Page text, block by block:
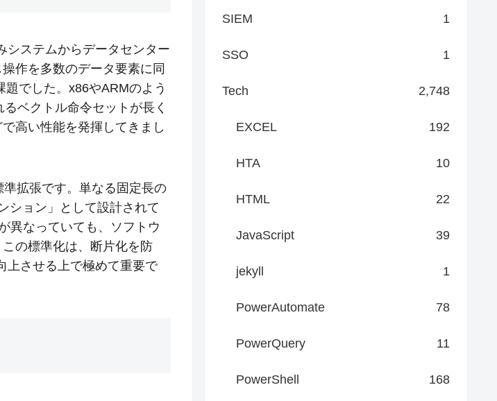
システムからデータセンター
作を多数のデータ要素に同
でした。x86やARMのよう
ベクトル命令セットが長く
高い性能を発揮してきまし
拡張です。単なる固定長の
ション」として設計されて
異なっていても、ソフトウ
の標準化は、断片化を防
上させる上で極めて重要で
SIEM 1
SSO 1
Tech 2,748
EXCEL 192
HTA 10
HTML 22
JavaScript 39
jekyll 1
PowerAutomate 78
PowerQuery 11
PowerShell 168